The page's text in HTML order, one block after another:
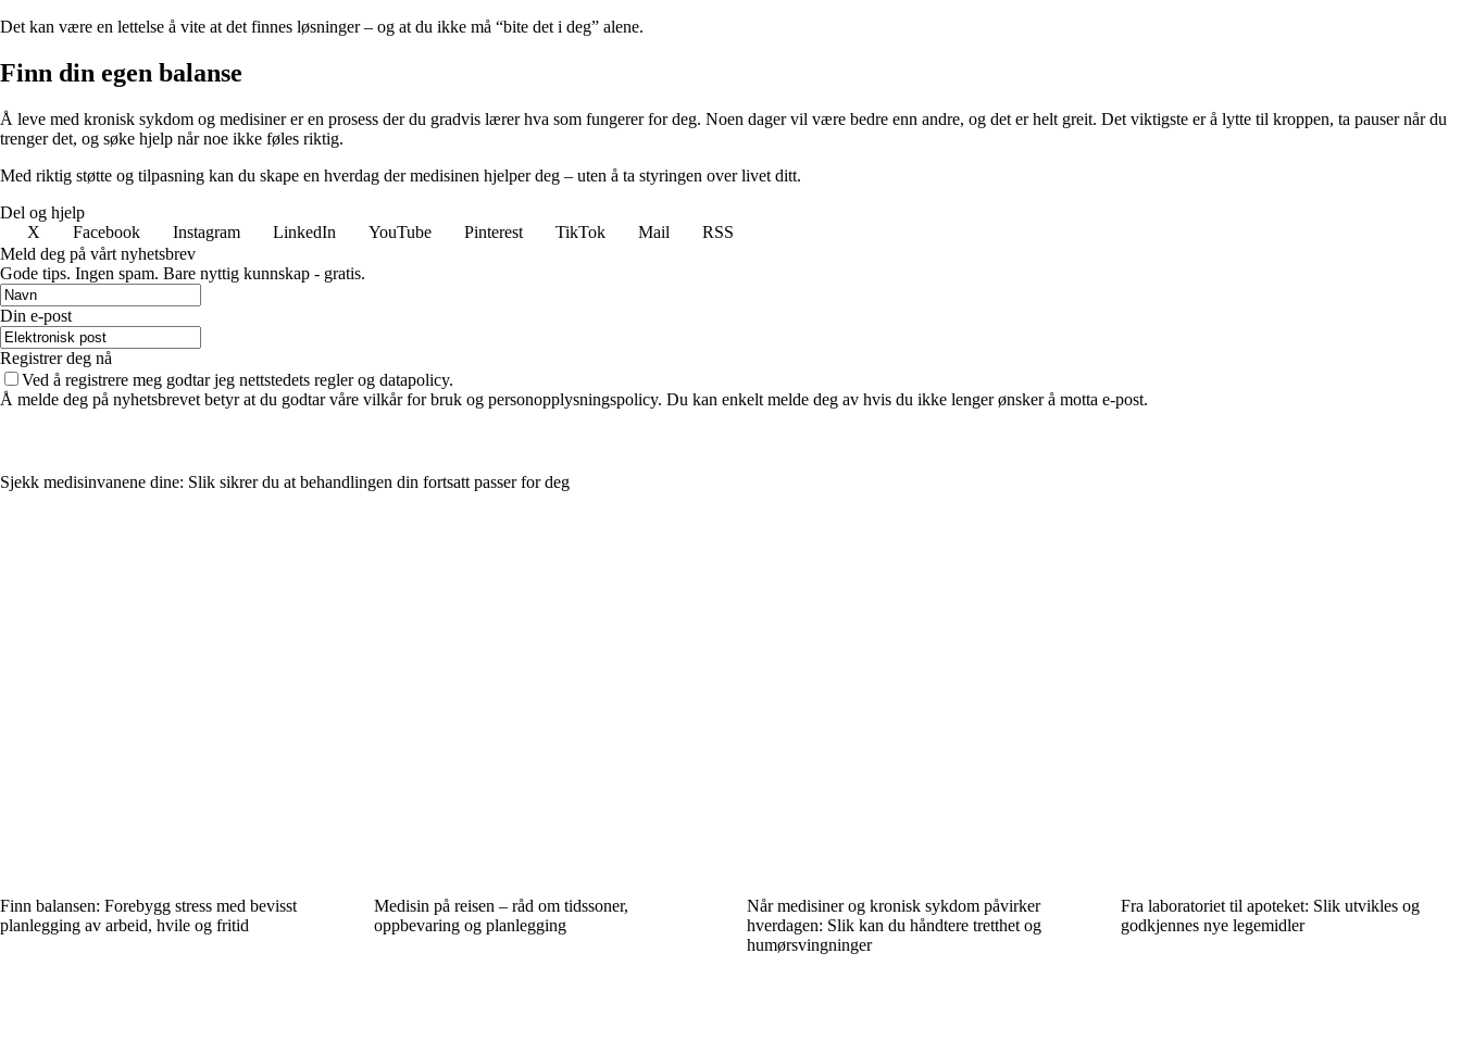
Det kan være en lettelse å vite at det finnes løsninger – og at du ikke må “bite det i deg” alene.
Finn din egen balanse
Å leve med kronisk sykdom og medisiner er en prosess der du gradvis lærer hva som fungerer for deg. Noen dager vil være bedre enn andre, og det er helt greit. Det viktigste er å lytte til kroppen, ta pauser når du
trenger det, og søke hjelp når noe ikke føles riktig.
Med riktig støtte og tilpasning kan du skape en hverdag der medisinen hjelper deg – uten å ta styringen over livet ditt.
Del og hjelp
X
Facebook Instagram LinkedIn YouTube Pinterest TikTok Mail
RSS
Meld deg på vårt nyhetsbrev
Gode ​​tips. Ingen spam. Bare nyttig kunnskap - gratis.
Din e-post
Registrer deg nå
Ved å registrere meg godtar jeg nettstedets regler og datapolicy.
Å melde deg på nyhetsbrevet betyr at du godtar våre vilkår for bruk og personopplysningspolicy. Du kan enkelt melde deg av hvis du ikke lenger ønsker å motta e-post.
Sjekk medisinvanene dine: Slik sikrer du at behandlingen din fortsatt passer for deg
Finn balansen: Forebygg stress med bevisst
planlegging av arbeid, hvile og fritid
Medisin på reisen – råd om tidssoner,
oppbevaring og planlegging
Når medisiner og kronisk sykdom påvirker
hverdagen: Slik kan du håndtere tretthet og
humørsvingninger
Fra laboratoriet til apoteket: Slik utvikles og
godkjennes nye legemidler